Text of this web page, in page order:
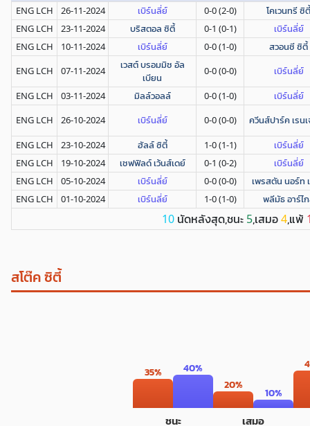
ENG LCH 26-11-2024 เบิร์นลี่ย์ 0-0 (2-0) โคเวนทรี ซิตี้
ENG LCH 23-11-2024 บริสตอล ซิตี้ 0-1 (0-1) เบิร์นลี่ย์
ENG LCH 10-11-2024 เบิร์นลี่ย์ 0-0 (1-0) สวอนซี ซิตี้
ENG LCH 07-11-2024
เวสต์ บรอมมิช อัล
เบียน
0-0 (0-0) เบิร์นลี่ย์
ENG LCH 03-11-2024 มิลล์วอลล์ 0-0 (1-0) เบิร์นลี่ย์
ENG LCH 26-10-2024 เบิร์นลี่ย์ 0-0 (0-0) ควีนส์ปาร์ค เรน
ENG LCH 23-10-2024 ฮัลล์ ซิตี้ 1-0 (1-1) เบิร์นลี่ย์
ENG LCH 19-10-2024 เชฟฟิลด์ เว้นส์เดย์ 0-1 (0-2) เบิร์นลี่ย์
ENG LCH 05-10-2024 เบิร์นลี่ย์ 0-0 (0-0) เพรสตัน นอร์ท
ENG LCH 01-10-2024 เบิร์นลี่ย์ 1-0 (1-0) พลีมัธ อาร์ไ
10นัดหลังสุด,ชนะ 5,เสมอ4,แพ้
สโต๊ค ซิตี้
35% 40%
ชนะ
20%
10%
เสมอ